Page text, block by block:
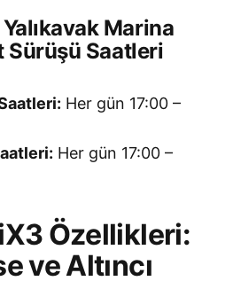
Marina
Sürüşü Saatleri
Her gün 17:00 –
Her gün 17:00 –
Özellikleri:
ve Altıncı